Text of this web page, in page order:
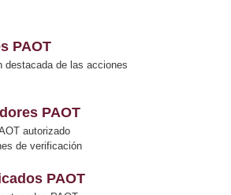
PAOT
destacada de las acciones
PAOT
autorizado
de verificación
PAOT